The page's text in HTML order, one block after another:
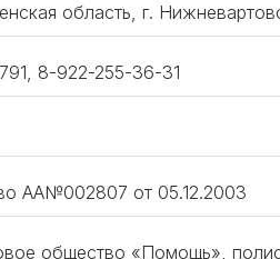
область, г.
8-922-255-36-31
АА№002807 от 05.12.2003
общество «Помощь»,